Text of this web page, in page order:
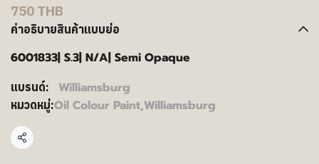
750 THB
คำอธิบายสินค้าแบบย่อ
6001833| S.3| N/A| Semi Opaque
แบรนด์: Williamsburg
หมวดหมู่:Oil Colour Paint,Williamsburg
แชร์